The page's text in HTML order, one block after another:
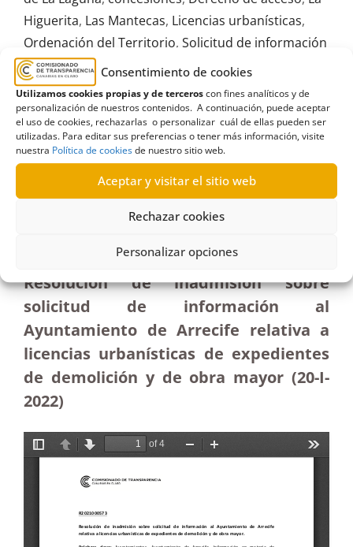
Consentimiento de cookies
Utilizamos cookies propias y de terceroscon fines analíticos y de
personalización de nuestros contenidos. A continuación, puede aceptar
el uso de cookies, rechazarlas o personalizar cuál de ellas pueden ser
utilizadas. Para editar sus preferencias o tener más información, visite
nuestra Política de cookiesde nuestro sitio web.
Aceptar y visitar el sitio web
Rechazar cookies
Personalizar opciones
Higuerita, Las Mantecas, Licencias urbanísticas,
Ordenación del Territorio, Solicitud de información
R573/2021
03/03/2022
acceder a la certificación sobre dos licencias
urbanísticas pendientes| Inadmisión
Resolución de inadmisión sobre
solicitud de información al
Ayuntamiento de Arrecife relativa a
licencias urbanísticas de expedientes
de demolición y de obra mayor (20-I-
2022)